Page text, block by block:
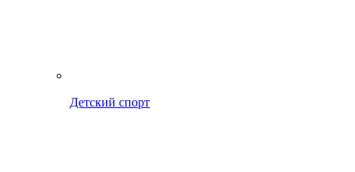
Детский спорт